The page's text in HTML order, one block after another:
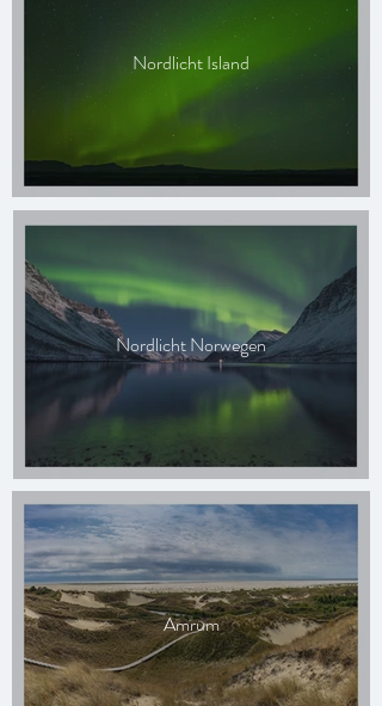
Nordlicht Island
Nordlicht Norwegen
Amrum